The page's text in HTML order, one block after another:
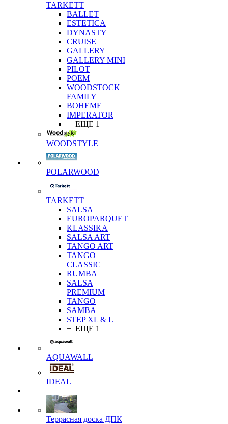
TARKETT
BALLET
ESTETICA
DYNASTY
CRUISE
GALLERY
GALLERY MINI
PILOT
POEM
WOODSTOCK
FAMILY
BOHEME
IMPERATOR
+ ЕЩЕ 1
WOODSTYLE
POLARWOOD
TARKETT
SALSA
EUROPARQUET
KLASSIKA
SALSA ART
TANGO ART
TANGO
CLASSIC
RUMBA
SALSA
PREMIUM
TANGO
SAMBA
STEP XL & L
+ ЕЩЕ 1
AQUAWALL
IDEAL
Террасная доска ДПК